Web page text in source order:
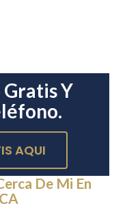
Gratis Y
AQUI
De Mi En